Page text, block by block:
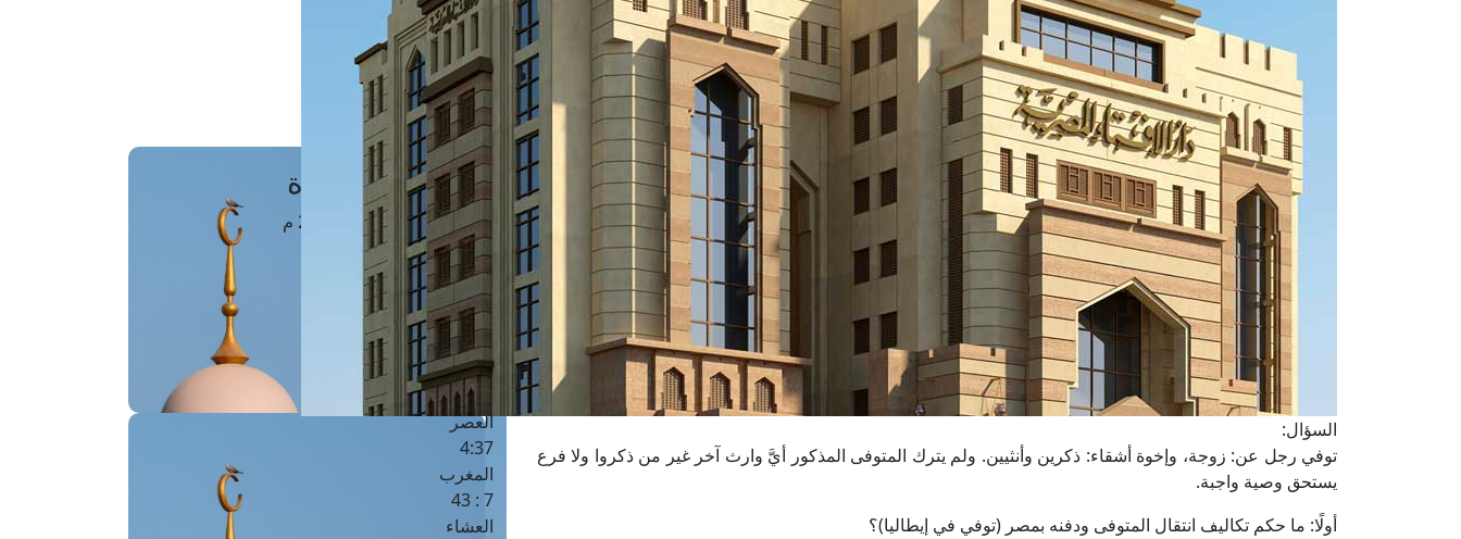
السؤال:
توفي رجل عن: زوجة، وإخوة أشقاء: ذكرين وأنثيين. ولم يترك المتوفى المذكور أيَّ وارث آخر غير من ذكروا ولا فرع
يستحق وصية واجبة.
أولًا: ما حكم تكاليف انتقال المتوفى ودفنه بمصر (توفي في إيطاليا)؟
حجز موعد
الفتوى الهاتفية
مَواقِيتُ الصَّـــلاة
القاهرة · 08 أغسطس 2026 م
الفجر
4 :42
الشروق
6 :18
الظهر
العصر
4:37
المغرب
7 : 43
العشاء